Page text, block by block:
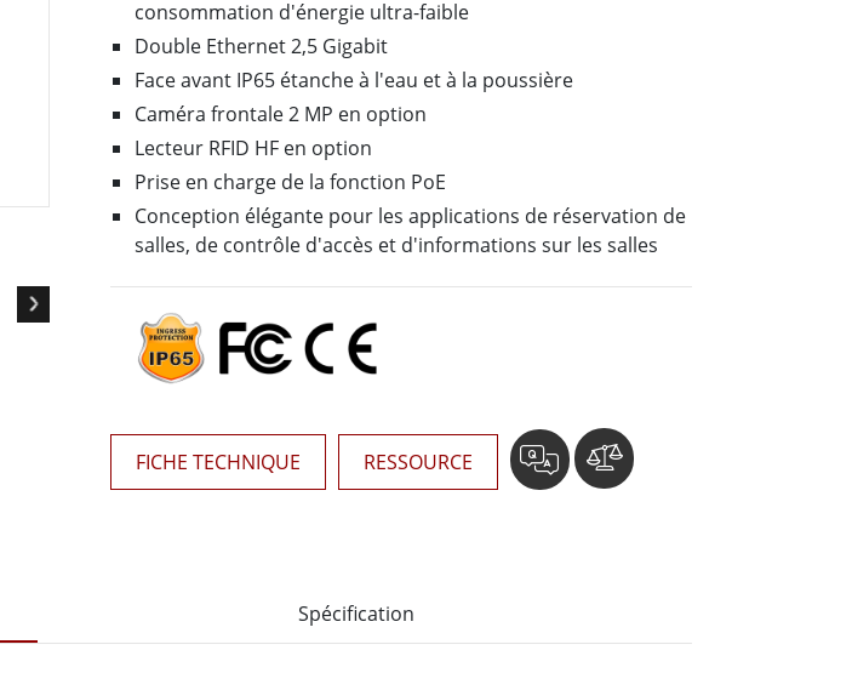
Écran pour la santé
Ordinateurs embarqués marine
Ordinateur IA
Mobilité Edge AI
Panneau PC Edge AI
Ordinateurs Edge AI
Acier inoxydable
Panneau PC en acier inoxydable
Afficheur en acier inoxydable
consommation d'énergie ultra-faible
Double Ethernet 2,5 Gigabit
Face avant IP65 étanche à l'eau et à la poussière
Caméra frontale 2 MP en option
Lecteur RFID HF en option
Prise en charge de la fonction PoE
Conception élégante pour les applications de réservation de
salles, de contrôle d'accès et d'informations sur les salles
FICHE TECHNIQUE RESSOURCE
Spécification